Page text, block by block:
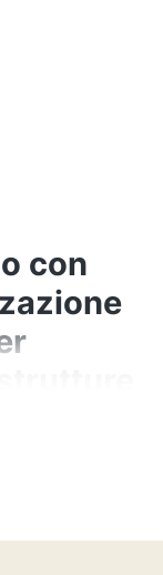
con
studi